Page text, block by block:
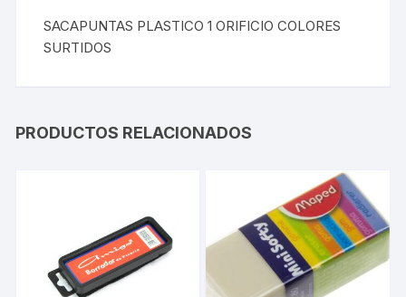
SACAPUNTAS PLASTICO 1 ORIFICIO COLORES
SURTIDOS
PRODUCTOS RELACIONADOS